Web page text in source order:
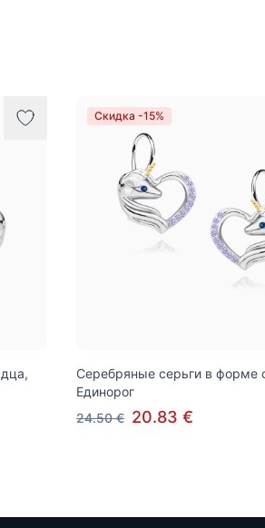
Скидка -15%
Серебряные серьги в форме
Единорог
24.50 € 20.83 €